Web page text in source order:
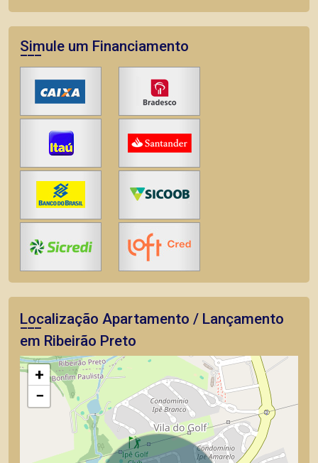
Simule um Financiamento
Localização Apartamento / Lançamento
em Ribeirão Preto
+
−